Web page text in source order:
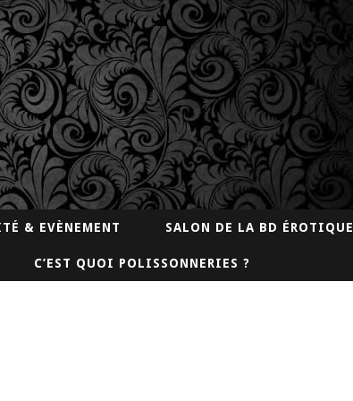
& EVÈNEMENT SALON DE LA BD ÉROTIQUE
C’EST QUOI POLISSONNERIES ?